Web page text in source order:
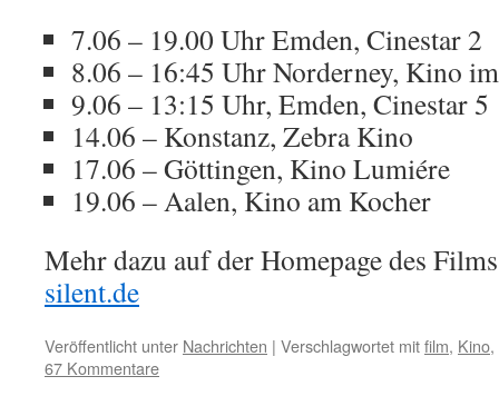
7.06 – 19.00 Uhr Emden, Cinestar 2
8.06 – 16:45 Uhr Norderney, Kino
9.06 – 13:15 Uhr, Emden, Cinestar 5
14.06 – Konstanz, Zebra Kino
17.06 – Göttingen, Kino Lumiére
19.06 – Aalen, Kino am Kocher
Mehr dazu auf der Homepage des
silent.de
Veröffentlicht unter Nachrichten | Verschlagwortet mitfilm, Kino,
67 Kommentare